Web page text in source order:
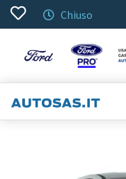
Chiuso